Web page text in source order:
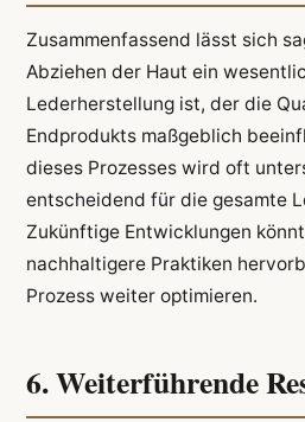
Zusammenfassend lässt sich
Abziehen der Haut ein
Lederherstellung ist, der die
Endprodukts maßgeblich
dieses Prozesses wird oft
entscheidend für die gesamte
Zukünftige Entwicklungen
nachhaltigere Praktiken
Prozess weiter optimieren.
6. Weiterführende